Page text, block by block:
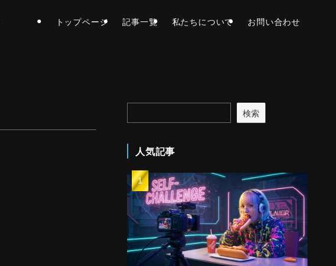
トップページ 記事一覧 私たちについて お問い合わせ
検索
人気記事